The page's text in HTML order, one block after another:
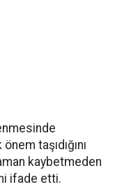
taşıdığını
kaybetmeden
ifade etti.